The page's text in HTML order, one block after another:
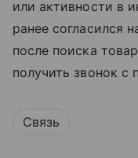
или активности в
ранее согласился
после поиска
получить звонок
Связь